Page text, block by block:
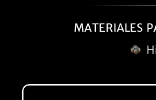
MATERIALES